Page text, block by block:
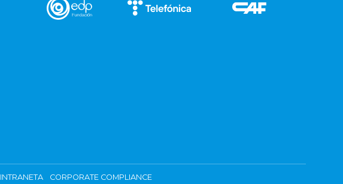
INTRANETA CORPORATE COMPLIANCE